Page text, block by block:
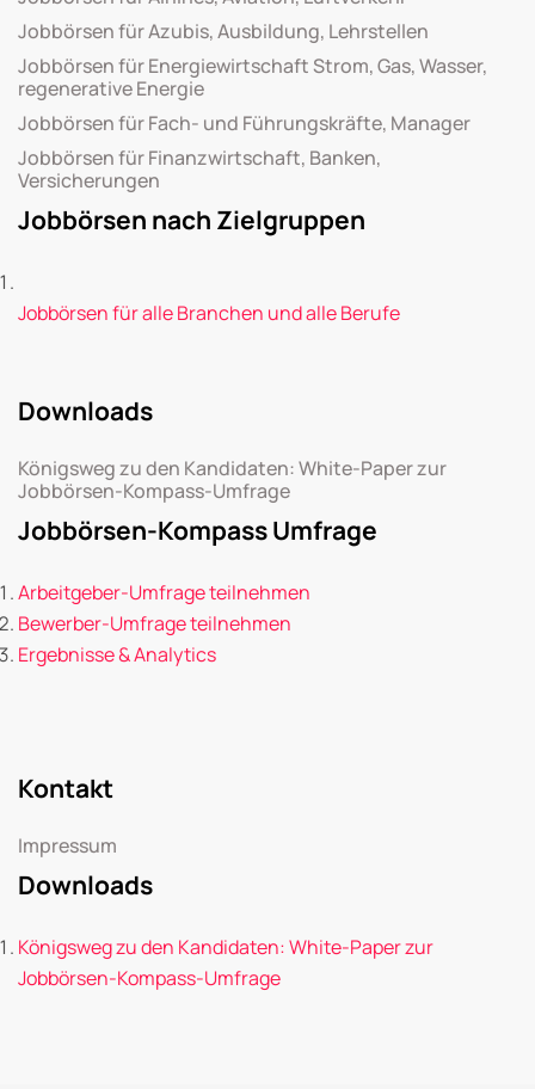
Jobbörsen für Azubis, Ausbildung, Lehrstellen
Jobbörsen für Energiewirtschaft Strom, Gas, Wasser,
regenerative Energie
Jobbörsen für Fach- und Führungskräfte, Manager
Jobbörsen für Finanzwirtschaft, Banken,
Versicherungen
Jobbörsen nach Zielgruppen
Jobbörsen für alle Branchen und alle Berufe
Downloads
Königsweg zu den Kandidaten: White-Paper zur
Jobbörsen-Kompass-Umfrage
Jobbörsen-Kompass Umfrage
Arbeitgeber-Umfrage teilnehmen
Bewerber-Umfrage teilnehmen
Ergebnisse & Analytics
Kontakt
Impressum
Downloads
Königsweg zu den Kandidaten: White-Paper zur
Jobbörsen-Kompass-Umfrage